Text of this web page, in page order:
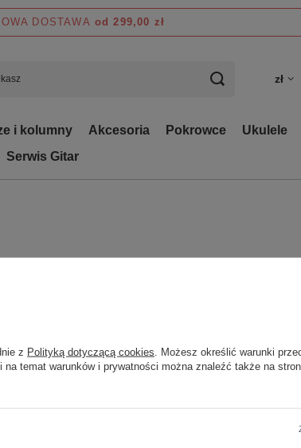
DOSTAWA od 299,00 zł
zł
i kolumny Akcesoria Pokrowce Ukulele
Serwis Gitar
z Polityką dotyczącą cookies . Możesz określić warunki
temat warunków i prywatności można znaleźć także na